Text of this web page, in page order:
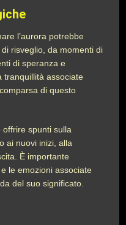
l’aurora potrebbe
risveglio, da momenti di
di speranza e
tranquillità associate
di questo
offrire spunti sulla
ai nuovi inizi, alla
È importante
le emozioni associate
del suo significato.